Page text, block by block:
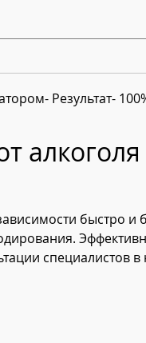
Результат-
алкоголя
быстро и
специалистов